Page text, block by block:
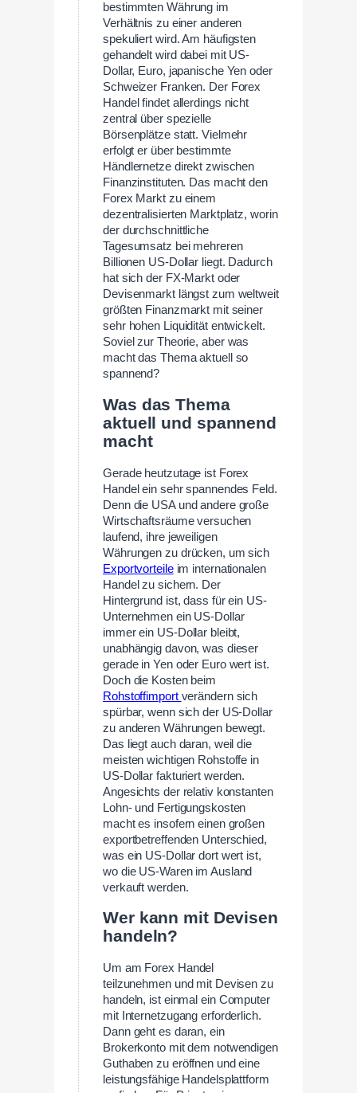
bestimmten Währung im
Verhältnis zu einer anderen
spekuliert wird. Am häufigsten
gehandelt wird dabei mit US-
Dollar, Euro, japanische Yen oder
Schweizer Franken. Der Forex
Handel findet allerdings nicht
zentral über spezielle
Börsenplätze statt. Vielmehr
erfolgt er über bestimmte
Händlernetze direkt zwischen
Finanzinstituten. Das macht den
Forex Markt zu einem
dezentralisierten Marktplatz, worin
der durchschnittliche
Tagesumsatz bei mehreren
Billionen US-Dollar liegt. Dadurch
hat sich der FX-Markt oder
Devisenmarkt längst zum weltweit
größten Finanzmarkt mit seiner
sehr hohen Liquidität entwickelt.
Soviel zur Theorie, aber was
macht das Thema aktuell so
spannend?
Was das Thema
aktuell und spannend
macht
Gerade heutzutage ist Forex
Handel ein sehr spannendes Feld.
Denn die USA und andere große
Wirtschaftsräume versuchen
laufend, ihre jeweiligen
Währungen zu drücken, um sich
Exportvorteileim internationalen
Handel zu sichern. Der
Hintergrund ist, dass für ein US-
Unternehmen ein US-Dollar
immer ein US-Dollar bleibt,
unabhängig davon, was dieser
gerade in Yen oder Euro wert ist.
Doch die Kosten beim
Rohstoffimport verändern sich
spürbar, wenn sich der US-Dollar
zu anderen Währungen bewegt.
Das liegt auch daran, weil die
meisten wichtigen Rohstoffe in
US-Dollar fakturiert werden.
Angesichts der relativ konstanten
Lohn- und Fertigungskosten
macht es insofern einen großen
exportbetreffenden Unterschied,
was ein US-Dollar dort wert ist,
wo die US-Waren im Ausland
verkauft werden.
Wer kann mit Devisen
handeln?
Um am Forex Handel
teilzunehmen und mit Devisen zu
handeln, ist einmal ein Computer
mit Internetzugang erforderlich.
Dann geht es daran, ein
Brokerkonto mit dem notwendigen
Guthaben zu eröffnen und eine
leistungsfähige Handelsplattform